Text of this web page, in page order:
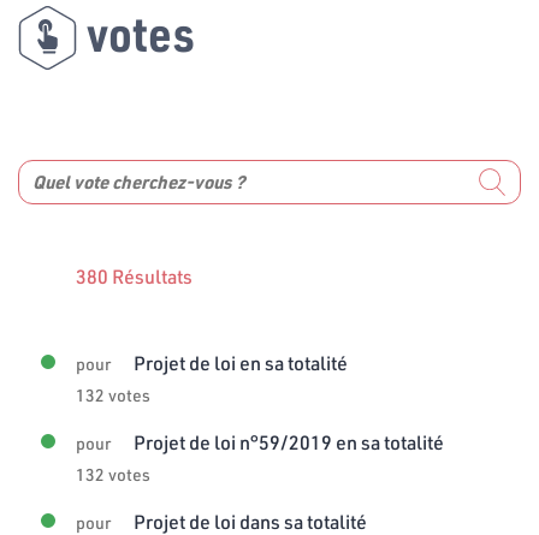
votes
380 Résultats
pour Projet de loi en sa totalité
132 votes
pour Projet de loi n°59/2019 en sa totalité
132 votes
pour Projet de loi dans sa totalité